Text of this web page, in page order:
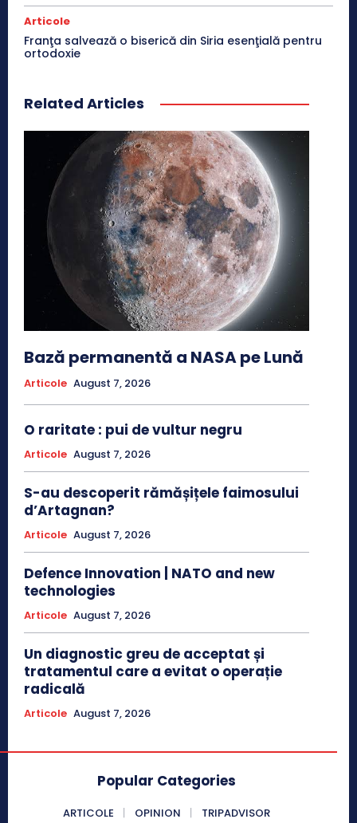
Articole
Franţa salvează o biserică din Siria esenţială pentru
ortodoxie
Related Articles
Bază permanentă a NASA pe Lună
Articole August 7, 2026
O raritate : pui de vultur negru
Articole August 7, 2026
S-au descoperit rămășițele faimosului
d’Artagnan?
Articole August 7, 2026
Defence Innovation | NATO and new
technologies
Articole August 7, 2026
Un diagnostic greu de acceptat și
tratamentul care a evitat o operație
radicală
Articole August 7, 2026
Popular Categories
ARTICOLE OPINION TRIPADVISOR